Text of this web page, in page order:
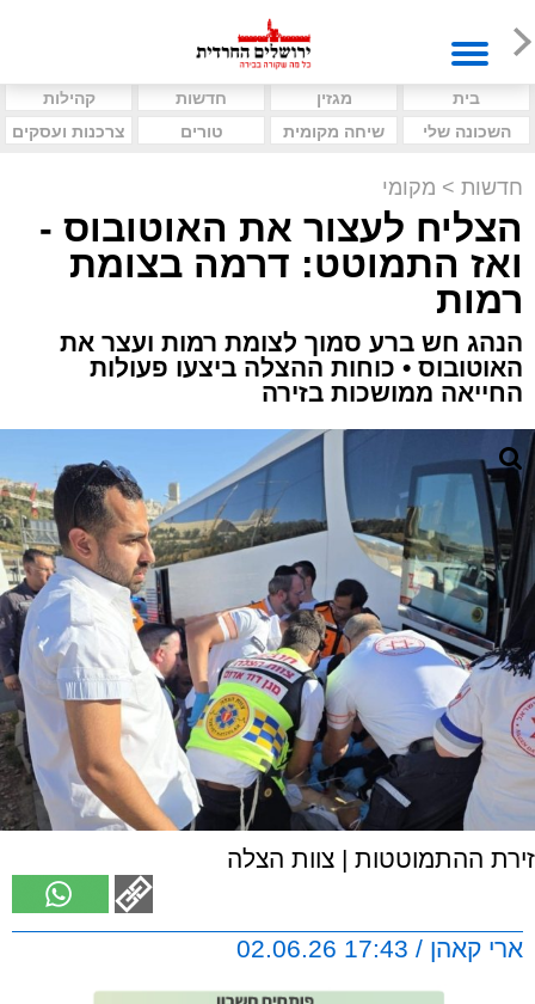
בית מגזין חדשות
קהילות
השכונה שלי
שיחה מקומית טורים צרכנות ועסקים
חדשות > מקומי
הצליח לעצור את האוטובוס -
ואז התמוטט: דרמה בצומת
רמות
הנהג חש ברע סמוך לצומת רמות ועצר את
האוטובוס • כוחות ההצלה ביצעו פעולות
החייאה ממושכות בזירה
זירת ההתמוטטות | צוות הצלה
ארי קאהן / 17:43 02.06.26